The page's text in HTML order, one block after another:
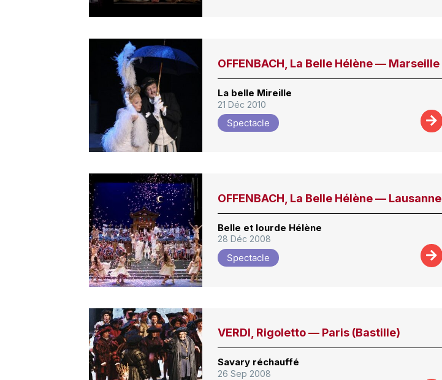
OFFENBACH, La Belle Hélène — Marseille
La belle Mireille
21 Déc 2010
Spectacle
OFFENBACH, La Belle Hélène — Lausanne
Belle et lourde Hélène
28 Déc 2008
Spectacle
VERDI, Rigoletto — Paris (Bastille)
Savary réchauffé
26 Sep 2008